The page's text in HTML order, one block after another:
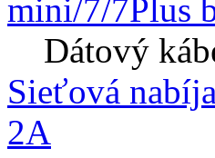
mini/7/7Plus
Dátový
Sieťová
2A